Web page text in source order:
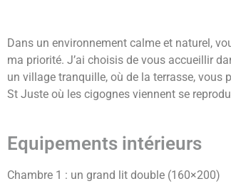
Dans un environnement calme et naturel,
ma priorité. J’ai choisis de vous accueillir
un village tranquille, où de la terrasse, vous
St Juste où les cigognes viennent se
Equipements intérieurs
Chambre 1 : un grand lit double (160×200)